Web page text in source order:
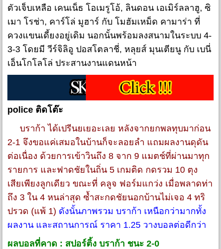
ตัวเจ็บเหลือ เคนเน็ธ โอเมรูโอ้, ลินดอน เอเมิร์ลลาฮู, ซิ
เมา โรช่า, คาร์โล่ มูฮาร์ กับ โมฮัมเหม็ด คามาร่า ที่
ควงแขนเดี้ยงอยู่เดิม นอกนั้นพร้อมลงสนามในระบบ 4-
3-3 โดยมี วีร์จิลิอู ปอสโตลาชี่, หลุยส์ มุนเตียนู กับ เบนี่
เอ็นโกโลโล่ ประสานงานแดนหน้า
police ติดโต๊ะ
บราก้า ได้เปรีนยเยอะเลย หลังจากยกพลทุบมาก่อน
2-1 จึงขอแค่เสมอในบ้านก็จะลอยลำ แถมผลงานดุดัน
ต่อเนื่อง ด้วยการเข้าวินถึง 8 จาก 9 แมตช์ที่ผ่านมาทุก
รายการ และฟาดชัยในถิ่น 5 เกมติด กดรวม 10 ตุง
เสียเพียงลูกเดียว ขณะที่ คลูจ ฟอร์มแกว่ง เมื่อพลาดท่า
ถึง 3 ใน 4 หนล่าสุด ซ้ำสะกดชัยนอกบ้านไม่เจอ 4 ทริ
ปรวด (แพ้ 1) ดังนั้นภาพรวม บราก้า เหนือกว่ามากทั้ง
ผลงาน และสถานการณ์ ราคา 1.25 วางบอลต่อดีกว่า
ผลบอลที่คาด : สปอร์ติ้ง บราก้า ชนะ 2-0